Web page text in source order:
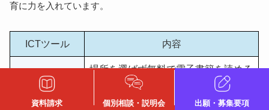
育に力を入れています。
ICTツール 内容
LibrariE
場所を選ばず無料で電子書籍を読める
クラウド電子図書館サービス
資料請求 個別相談・説明会 出願・募集要項